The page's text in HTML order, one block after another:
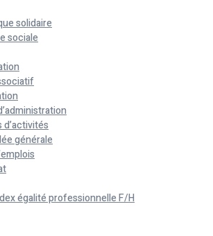
solidaire
sociale
d’activités
générale
égalité professionnelle F/H